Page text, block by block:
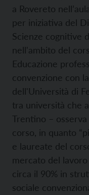
a Rovereto
per iniziativa del
Scienze cognitive
nell'ambito del
Educazione
convenzione con
dell'Università di
tra università che
Trentino –
corso, in quanto
e laureate del
mercato del
circa il 90% in
sociale